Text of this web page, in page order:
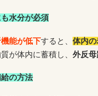
も水分が必須
能が低下すると、 体内
が体内に蓄積し、 外反
の方法